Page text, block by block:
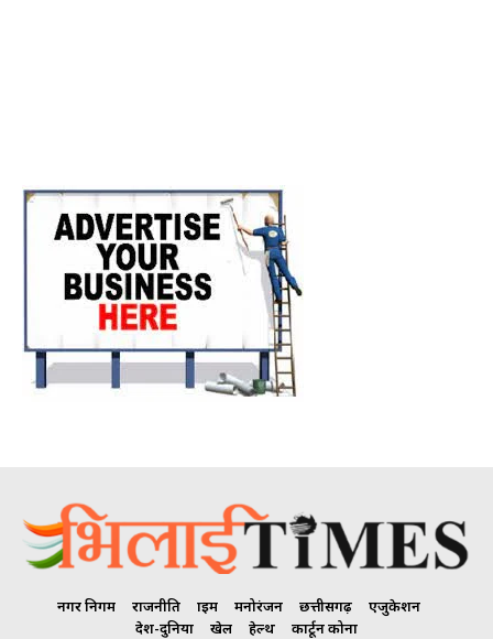
नगर निगम राजनीति क्राइम मनोरंजन छत्तीसगढ़
एजुकेशन
देश-दुनिया
खेल हेल्थ कार्टून कोना